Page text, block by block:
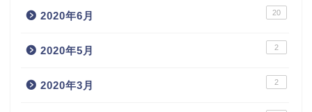
2020年6月 20
2020年5月 2
2020年3月 2